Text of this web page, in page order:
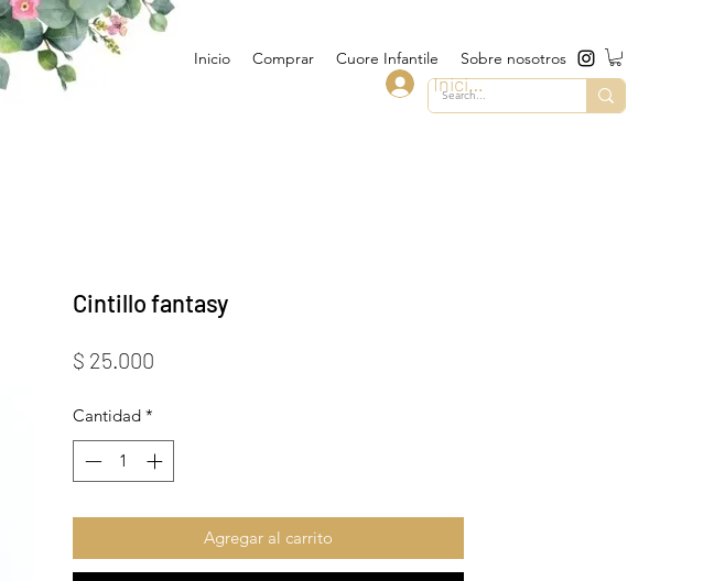
Inicio Comprar Cuore Infantile Sobre nosotros
Iniciar sesión
Cintillo fantasy
$ 25.000
Cantidad *
Agregar al carrito